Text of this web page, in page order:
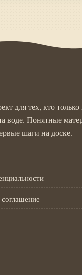
для тех, кто только
воде. Понятные
шаги на доске.
соглашение